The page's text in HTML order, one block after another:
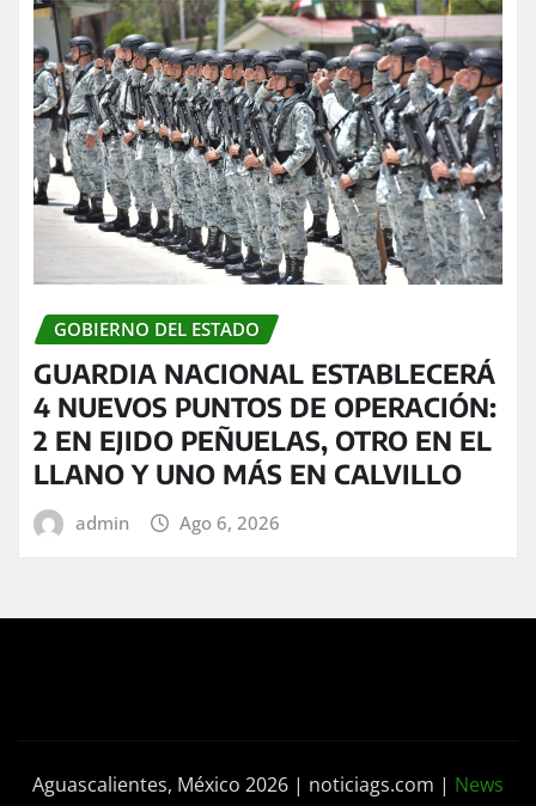
GOBIERNO DEL ESTADO
GUARDIA NACIONAL ESTABLECERÁ
4 NUEVOS PUNTOS DE OPERACIÓN:
2 EN EJIDO PEÑUELAS, OTRO EN EL
LLANO Y UNO MÁS EN CALVILLO
admin Ago 6, 2026
Aguascalientes, México 2026 | noticiags.com | News